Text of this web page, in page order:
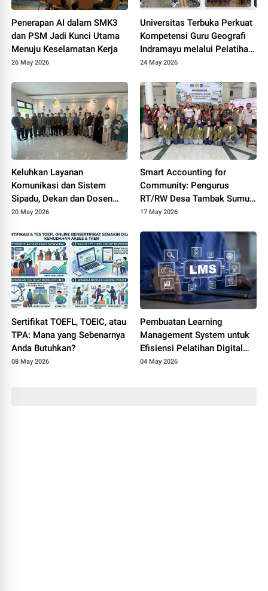
Penerapan AI dalam SMK3
dan PSM Jadi Kunci Utama
Menuju Keselamatan Kerja
26 May 2026
Universitas Terbuka Perkuat
Kompetensi Guru Geografi
Indramayu melalui Pelatihan
Drone Mapping dan Analisis
24 May 2026
Keluhkan Layanan
Komunikasi dan Sistem
Sipadu, Dekan dan Dosen
FTIK PTIQ Datangi Rektorat
20 May 2026
Smart Accounting for
Community: Pengurus
RT/RW Desa Tambak Sumur
Ikuti Pelatihan Transparansi
Digital
17 May 2026
Sertifikat TOEFL, TOEIC, atau
TPA: Mana yang Sebenarnya
Anda Butuhkan?
08 May 2026
Pembuatan Learning
Management System untuk
Efisiensi Pelatihan Digital
Perusahaan
04 May 2026